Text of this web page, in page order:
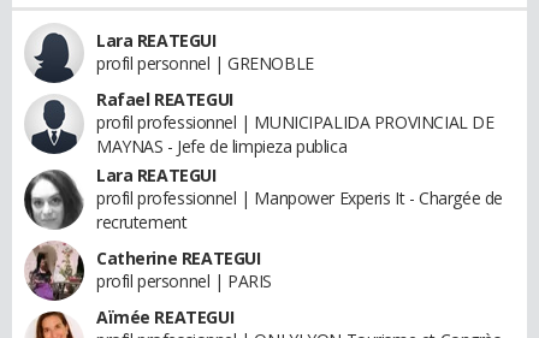
Lara REATEGUI
profil personnel | GRENOBLE
Rafael REATEGUI
profil professionnel | MUNICIPALIDA PROVINCIAL DE
MAYNAS - Jefe de limpieza publica
Lara REATEGUI
profil professionnel | Manpower Experis It - Chargée de
recrutement
Catherine REATEGUI
profil personnel | PARIS
Aïmée REATEGUI